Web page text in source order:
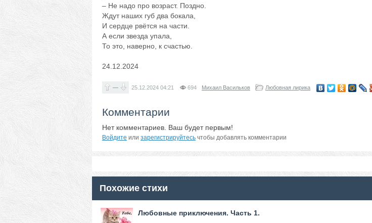
– Не надо про возраст. Поздно.
Ждут наших губ два бокала,
И сердце рвётся на части.
А если звезда упала,
То это, наверно, к счастью.
24.12.2024
— 25.12.2024 04:21 694 Михаил Васильков Любовная лирика
Комментарии
Нет комментариев. Ваш будет первым!
Войдите или зарегистрируйтесь чтобы добавлять комментарии
Похожие стихи
Любовные приключения. Часть 1.